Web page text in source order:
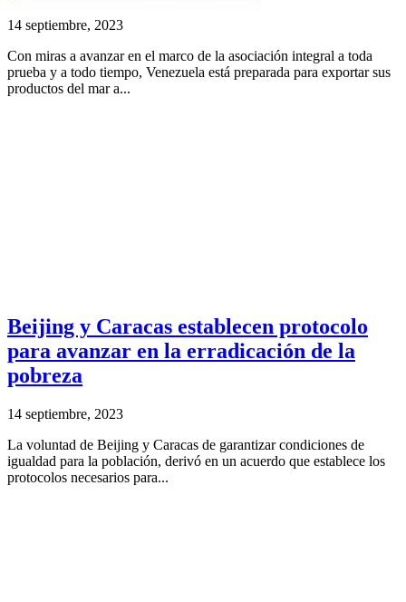
14 septiembre, 2023
Con miras a avanzar en el marco de la asociación integral a toda
prueba y a todo tiempo, Venezuela está preparada para exportar sus
productos del mar a...
Beijing y Caracas establecen protocolo
para avanzar en la erradicación de la
pobreza
14 septiembre, 2023
La voluntad de Beijing y Caracas de garantizar condiciones de
igualdad para la población, derivó en un acuerdo que establece los
protocolos necesarios para...